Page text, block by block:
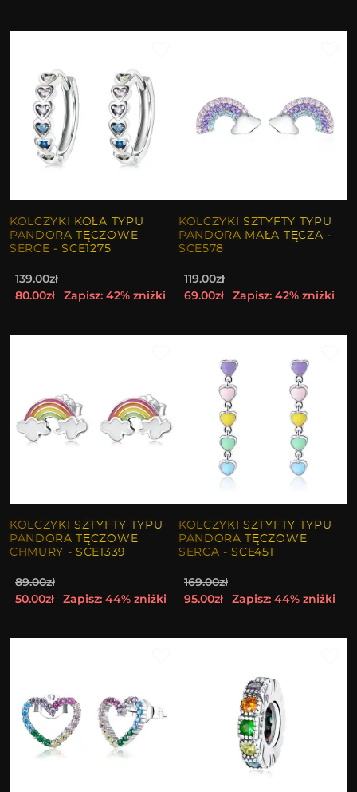
KOLCZYKI KOŁA TYPU
PANDORA TĘCZOWE
SERCE - SCE1275
139.00zł
80.00zł
Zapisz: 42% zniżki
KOLCZYKI SZTYFTY TYPU
PANDORA MAŁA TĘCZA -
SCE578
119.00zł
69.00zł
Zapisz: 42% zniżki
KOLCZYKI SZTYFTY TYPU
PANDORA TĘCZOWE
CHMURY - SCE1339
89.00zł
50.00zł
Zapisz: 44% zniżki
KOLCZYKI SZTYFTY TYPU
PANDORA TĘCZOWE
SERCA - SCE451
169.00zł
95.00zł
Zapisz: 44% zniżki